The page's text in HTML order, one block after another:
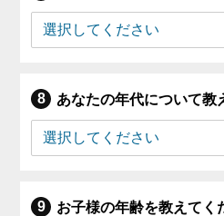
あなたの年代について教
お子様の年齢を教えてく